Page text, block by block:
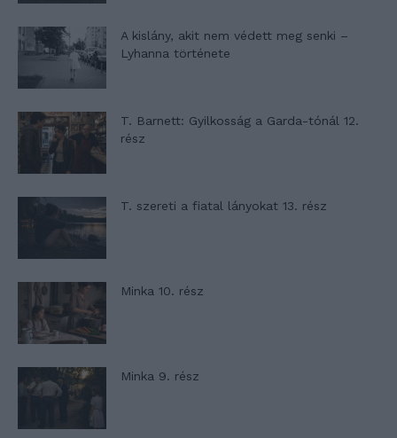
A kislány, akit nem védett meg senki –
Lyhanna története
T. Barnett: Gyilkosság a Garda-tónál 12.
rész
T. szereti a fiatal lányokat 13. rész
Minka 10. rész
Minka 9. rész